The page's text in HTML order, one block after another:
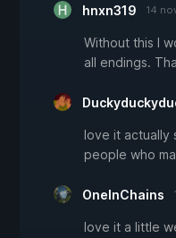
hnxn319 14
Without this I
all endings.
love it actually
people who
OneInChains
love it a little